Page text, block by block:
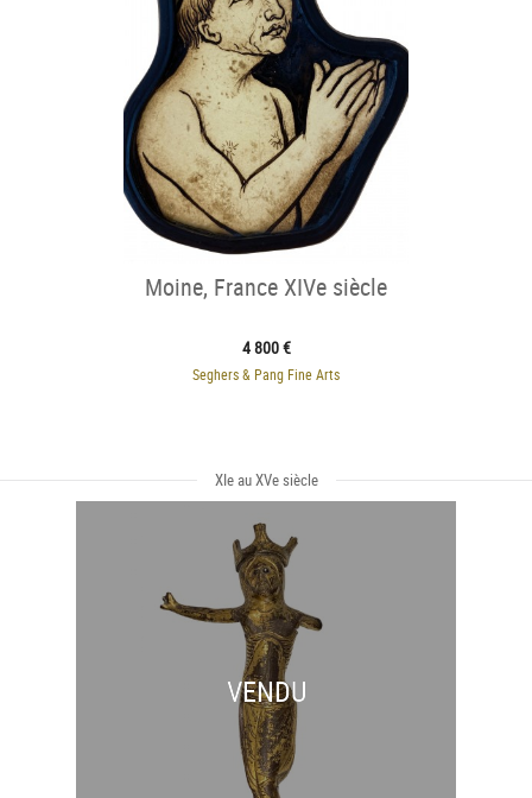
Moine, France XIVe siècle
4 800 €
Seghers & Pang Fine Arts
XIe au XVe siècle
VENDU